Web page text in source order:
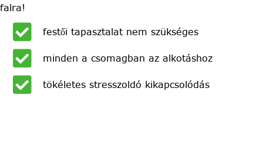
falra!
festői tapasztalat nem szükséges
minden a csomagban az alkotáshoz
tökéletes stresszoldó kikapcsolódás